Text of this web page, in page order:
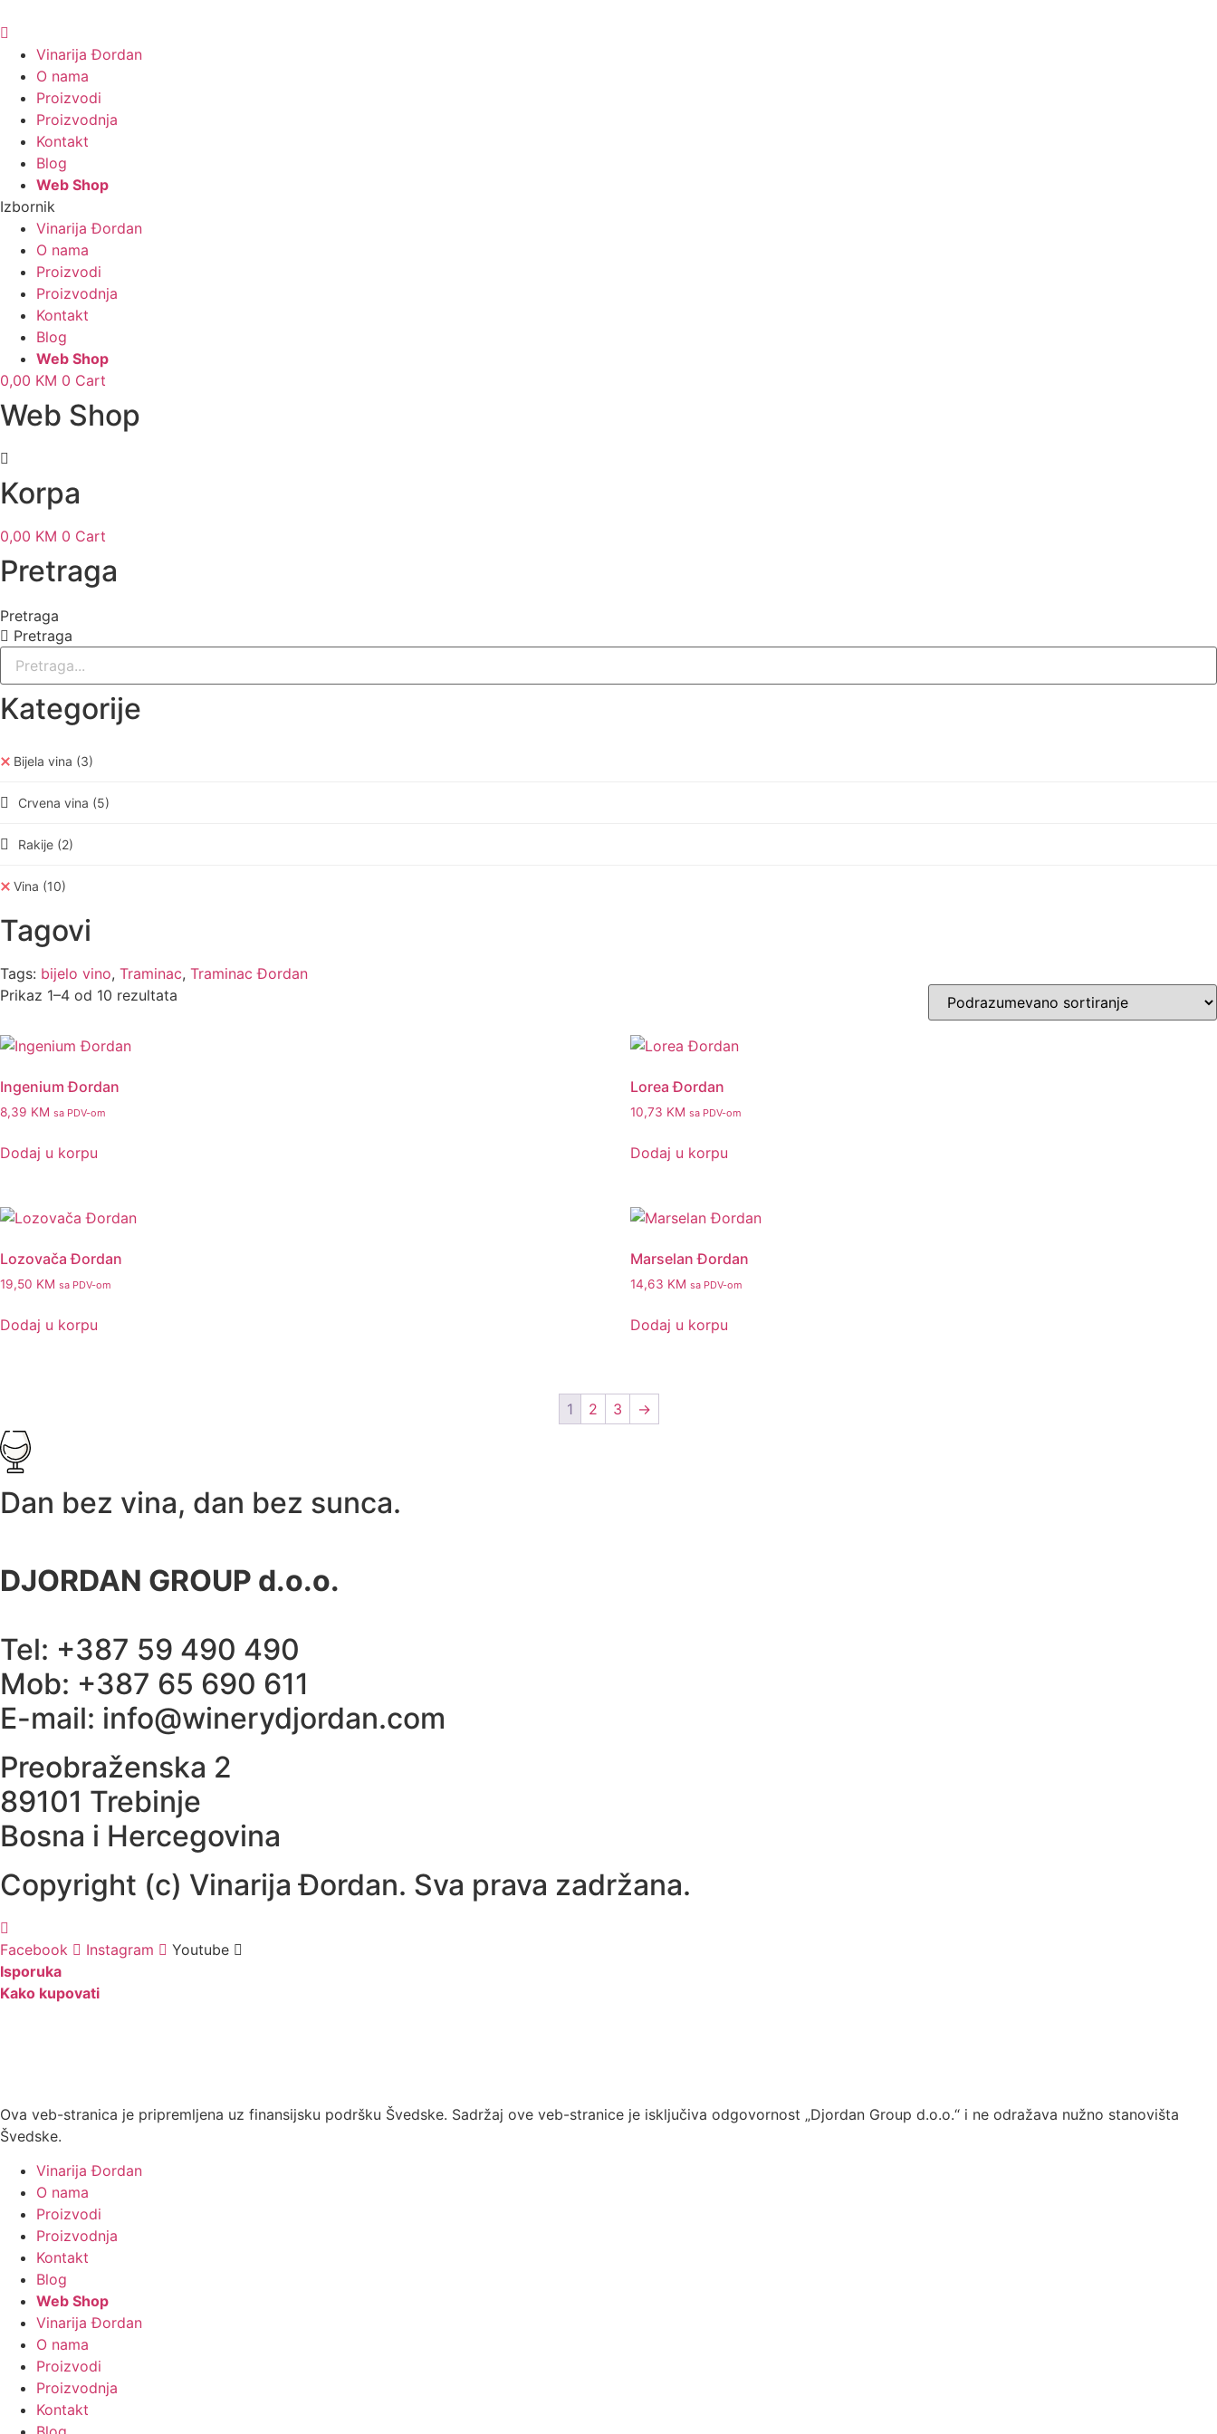
na
sadržajVinarija Đordan
O nama
Proizvodi
Proizvodnja
Kontakt
Blog
Web Shop
Izbornik
Vinarija Đordan
O nama
Proizvodi
Proizvodnja
Kontakt
Blog
Web Shop
0,00 KM 0 Cart
Web Shop
Korpa
0,00 KM 0 Cart
Pretraga
Pretraga
Pretraga
Kategorije
Bijela vina (3)
Crvena vina (5)
Rakije (2)
Vina (10)
Tagovi
Tags: bijelo vino, Traminac, Traminac Đordan
Prikaz 1–4 od 10 rezultata
Ingenium Đordan
8,39 KM sa PDV-om
Dodaj u korpu
Lorea Đordan
10,73 KM sa PDV-om
Dodaj u korpu
Lozovača Đordan
19,50 KM sa PDV-om
Dodaj u korpu
Marselan Đordan
14,63 KM sa PDV-om
Dodaj u korpu
1 2 3 →
Dan bez vina, dan bez sunca.
DJORDAN GROUP d.o.o.
Tel: +387 59 490 490
Mob: +387 65 690 611
E-mail: info@winerydjordan.com
Preobraženska 2
89101 Trebinje
Bosna i Hercegovina
Copyright (c) Vinarija Đordan. Sva prava zadržana.
Facebook Instagram
Youtube
Isporuka
Kako kupovati
Ova veb-stranica je pripremljena uz finansijsku podršku Švedske. Sadržaj ove veb-stranice je isključiva odgovornost „Djordan Group d.o.o.“ i ne odražava nužno stanovišta
Švedske.
Vinarija Đordan
O nama
Proizvodi
Proizvodnja
Kontakt
Blog
Web Shop
Vinarija Đordan
O nama
Proizvodi
Proizvodnja
Kontakt